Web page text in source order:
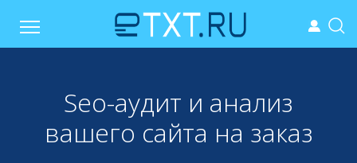
Seo-аудит и анализ
вашего сайта на заказ